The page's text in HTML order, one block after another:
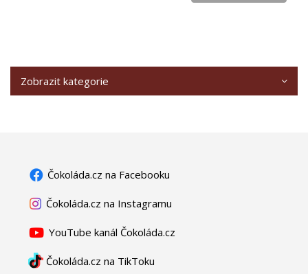
Zobrazit kategorie
Čokoláda.cz na Facebooku
Čokoláda.cz na Instagramu
YouTube kanál Čokoláda.cz
Čokoláda.cz na TikToku